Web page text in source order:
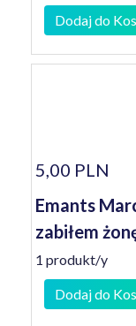
Dodaj do
5,00 PLN
Emants
zabiłem
1 produkt/y
Dodaj do